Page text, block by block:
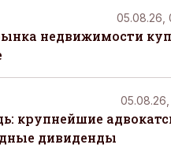
05.08.26,
недвижимости
05.08.26,
крупнейшие
дивиденды